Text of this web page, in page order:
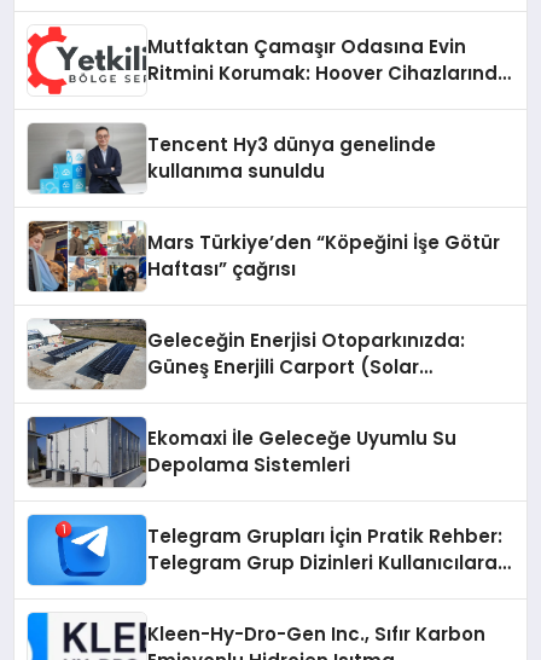
Mutfaktan Çamaşır Odasına Evin
Ritmini Korumak: Hoover Cihazlarında
Tencent Hy3 dünya genelinde
kullanıma sunuldu
Mars Türkiye’den “Köpeğini İşe Götür
Haftası” çağrısı
Geleceğin Enerjisi Otoparkınızda:
Güneş Enerjili Carport (Solar
Ekomaxi İle Geleceğe Uyumlu Su
Depolama Sistemleri
Telegram Grupları İçin Pratik Rehber:
Telegram Grup Dizinleri Kullanıcılara
Kleen-Hy-Dro-Gen Inc., Sıfır Karbon